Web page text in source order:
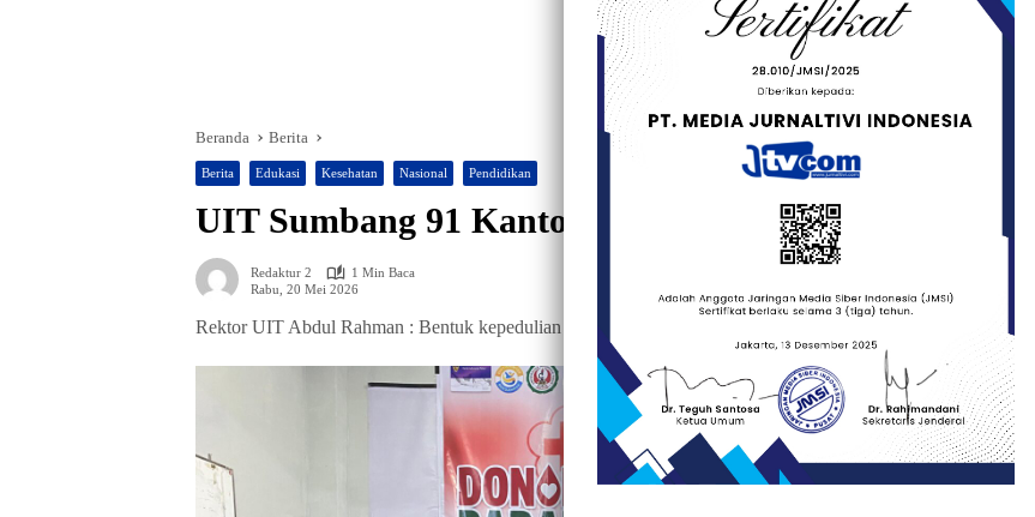
Beranda Berita
Berita Edukasi Kesehatan Nasional Pendidikan
UIT Sumbang 91 Kantong Darah ke PMI Sulsel.
Redaktur 2
1 Min Baca
Rabu, 20 Mei 2026
Rektor UIT Abdul Rahman : Bentuk kepedulian kita terhadap sesama manusia.